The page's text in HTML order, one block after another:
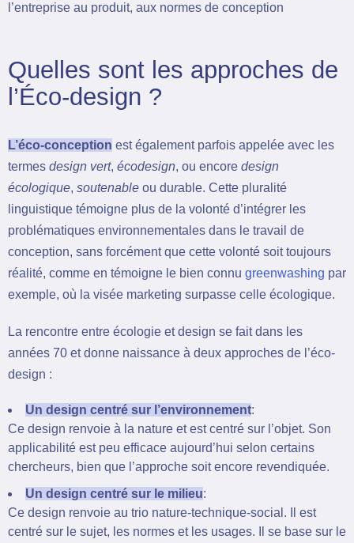
l’entreprise au produit, aux normes de conception
Quelles sont les approches de
l’Éco-design ?
L’éco-conception est également parfois appelée avec les
termes design vert, écodesign, ou encore design
écologique, soutenable ou durable. Cette pluralité
linguistique témoigne plus de la volonté d’intégrer les
problématiques environnementales dans le travail de
conception, sans forcément que cette volonté soit toujours
réalité, comme en témoigne le bien connu greenwashing par
exemple, où la visée marketing surpasse celle écologique.
La rencontre entre écologie et design se fait dans les
années 70 et donne naissance à deux approches de l’éco-
design :
Un design centré sur l’environnement:
Ce design renvoie à la nature et est centré sur l’objet. Son
applicabilité est peu efficace aujourd’hui selon certains
chercheurs, bien que l’approche soit encore revendiquée.
Un design centré sur le milieu:
Ce design renvoie au trio nature-technique-social. Il est
centré sur le sujet, les normes et les usages. Il se base sur le